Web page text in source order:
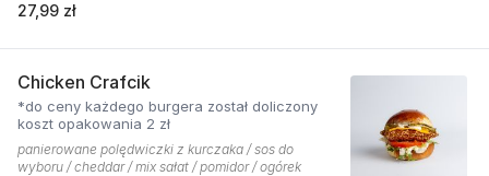
27,99 zł
Chicken Crafcik
*do ceny każdego burgera został doliczony
koszt opakowania 2 zł
panierowane polędwiczki z kurczaka / sos do
wyboru / cheddar / mix sałat / pomidor / ogórek